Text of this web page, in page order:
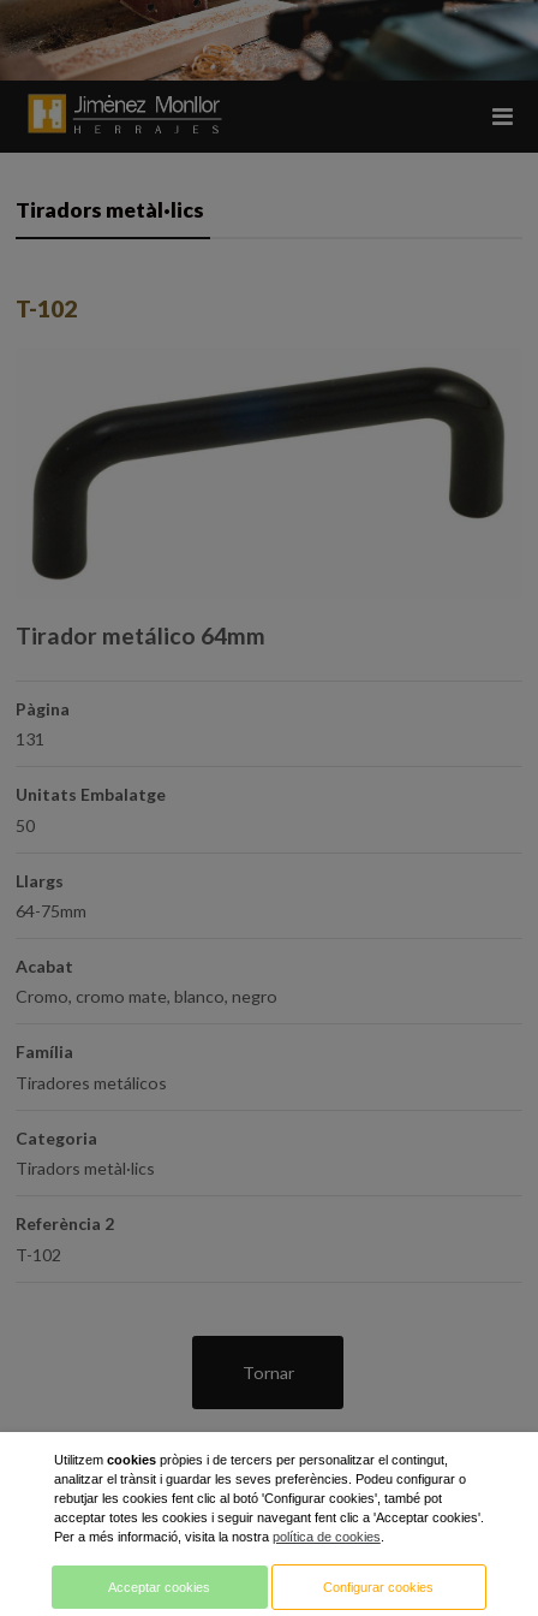
Tiradors metàl·lics
T-102
Tirador metálico 64mm
Pàgina
131
Unitats Embalatge
50
Llargs
64-75mm
Acabat
Cromo, cromo mate, blanco, negro
Família
Tiradores metálicos
Categoria
Tiradors metàl·lics
Referència 2
T-102
Tornar
C / Gran Bretanya, 7 - Pol. Ind. Pla de Llerona
08520 les Franqueses del Vallès
Utilitzem cookiespròpies i de tercers per personalitzar el contingut,
analitzar el trànsit i guardar les seves preferències. Podeu configurar o
rebutjar les cookies fent clic al botó 'Configurar cookies', també pot
acceptar totes les cookies i seguir navegant fent clic a 'Acceptar cookies'.
Per a més informació, visita la nostra política de cookies
Acceptar cookies Configurar cookies